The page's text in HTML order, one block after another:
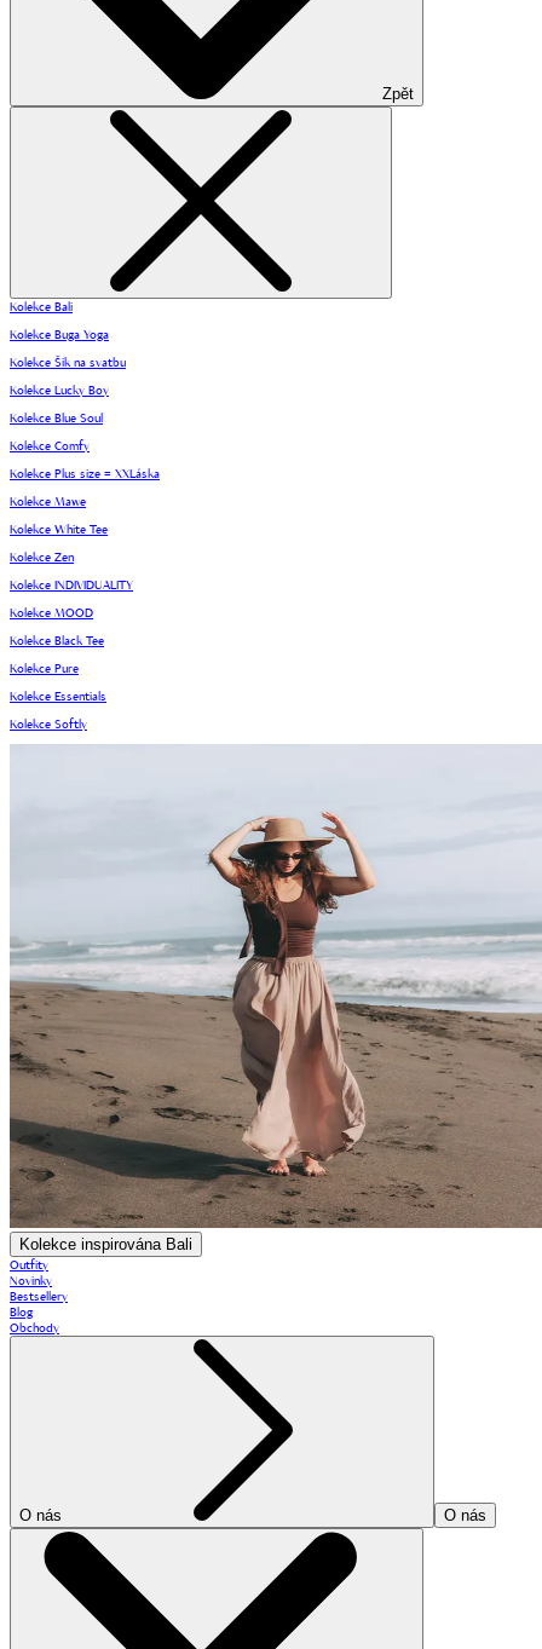
Zpět
Kolekce Bali
Kolekce Buga Yoga
Kolekce Šik na svatbu
Kolekce Lucky Boy
Kolekce Blue Soul
Kolekce Comfy
Kolekce Plus size = XXLáska
Kolekce Mawe
Kolekce White Tee
Kolekce Zen
Kolekce INDIVIDUALITY
Kolekce MOOD
Kolekce Black Tee
Kolekce Pure
Kolekce Essentials
Kolekce Softly
Kolekce inspirována Bali
Outfity
Novinky
Bestsellery
Blog
Obchody
O nás O nás